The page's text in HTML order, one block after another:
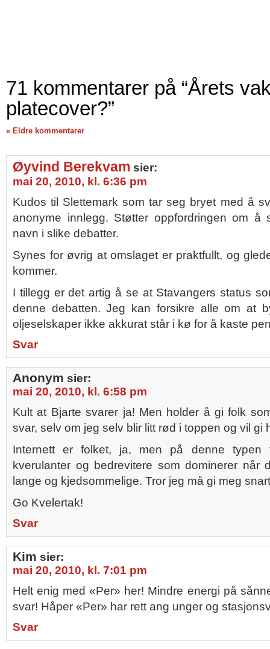
71 kommentarer på “Årets
platecover?”
« Eldre kommentarer
Øyvind Berekvam sier:
mai 20, 2010, kl. 6:36 pm
Kudos til Slettemark som tar seg bryet med å
anonyme innlegg. Støtter oppfordringen om å
navn i slike debatter.
Synes for øvrig at omslaget er praktfullt, og
kommer.
I tillegg er det artig å se at Stavangers status
denne debatten. Jeg kan forsikre alle om at
oljeselskaper ikke akkurat står i kø for å kaste
Svar
Anonym sier:
mai 20, 2010, kl. 6:58 pm
Kult at Bjarte svarer ja! Men holder å gi folk
svar, selv om jeg selv blir litt rød i toppen og vil gi
Internett er folket, ja, men på denne typen
kverulanter og bedrevitere som dominerer når
lange og kjedsommelige. Tror jeg må gi meg
Go Kvelertak!
Svar
Kim sier:
mai 20, 2010, kl. 7:01 pm
Helt enig med «Per» her! Mindre energi på
svar! Håper «Per» har rett ang unger og
Svar